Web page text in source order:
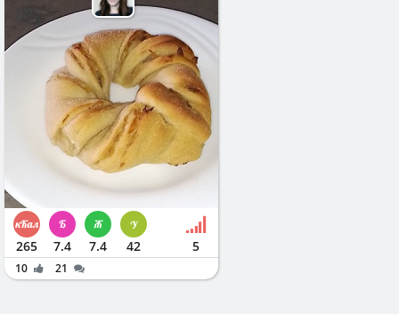
265 7.4 7.4 42 5
10 21